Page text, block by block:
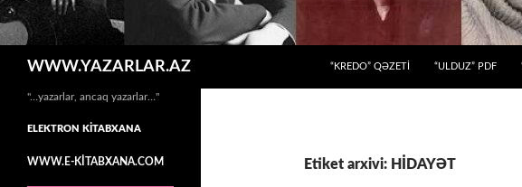
WWW.YAZARLAR.AZ
“KREDO” QƏZETİ
“ULDUZ” PDF
Etiket arxivi: HİDAYƏT
"…yazarlar, ancaq yazarlar…"
ELEKTRON KİTABXANA
WWW.E-KİTABXANA.COM